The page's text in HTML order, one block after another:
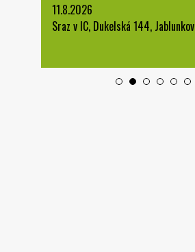
11.8.2026
Sraz v IC, Dukelská 144, Jablunkov